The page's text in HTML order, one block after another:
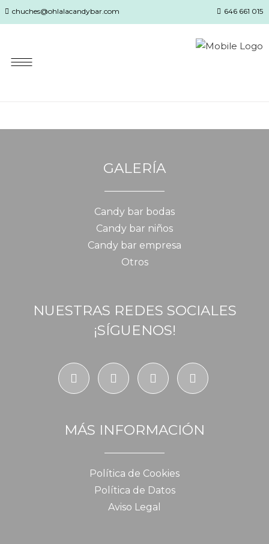
chuches@ohlalacandybar.com 646 661 015
GALERÍA
Candy bar bodas
Candy bar niños
Candy bar empresa
Otros
NUESTRAS REDES SOCIALES
¡SÍGUENOS!
MÁS INFORMACIÓN
Política de Cookies
Política de Datos
Aviso Legal